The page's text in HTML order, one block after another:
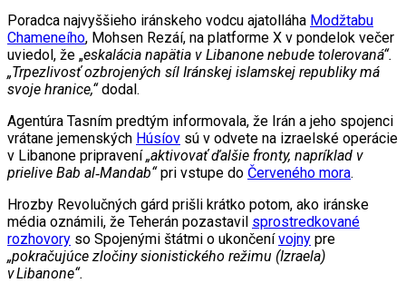
Poradca najvyššieho iránskeho vodcu ajatolláha Modžtabu
Chameneího, Mohsen Rezáí, na platforme X v pondelok večer
uviedol, že „eskalácia napätia v Libanone nebude tolerovaná“.
„Trpezlivosť ozbrojených síl Iránskej islamskej republiky má
svoje hranice,“dodal.
Agentúra Tasním predtým informovala, že Irán a jeho spojenci
vrátane jemenských Húsíov sú v odvete na izraelské operácie
v Libanone pripravení„aktivovať ďalšie fronty, napríklad v
prielive Bab al‑Mandab“pri vstupe do Červeného mora.
Hrozby Revolučných gárd prišli krátko potom, ako iránske
média oznámili, že Teherán pozastavil sprostredkované
rozhovory so Spojenými štátmi o ukončenívojny pre
„pokračujúce zločiny sionistického režimu (Izraela)
vLibanone“.